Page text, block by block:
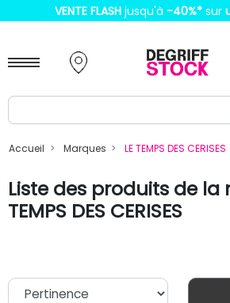
VENTE FLASH jusqu'à -40%* sur
Accueil Marques LE TEMPS DES CERISES
Liste des produits de la
TEMPS DES CERISES